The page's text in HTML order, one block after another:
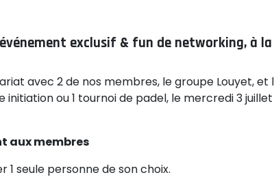
exclusif & fun de networking, à
avec 2 de nos membres, le groupe Louyet, et
ou 1 tournoi de padel, le mercredi 3
aux membres
seule personne de son choix.